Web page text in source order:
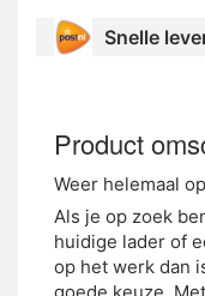
Snelle
Product
Weer helemaal
Als je op zoek
huidige lader of
op het werk dan